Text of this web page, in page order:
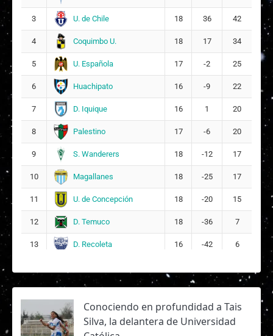
17
Constanza Isidora Troncoso Vilches
4
3 U. de Chile 18 36 42
4 Coquimbo U. 18 17 34
5 U. Española 17 -2 25
6 Huachipato 16 -9 22
7 D. Iquique 16 1 20
8 Palestino 17 -6 20
9 S. Wanderers 18 -12 17
10 Magallanes 18 -25 17
11 U. de Concepción 18 -20 15
12 D. Temuco 18 -36 7
13 D. Recoleta 16 -42 6
Conociendo en profundidad a Tais
Silva, la delantera de Universidad